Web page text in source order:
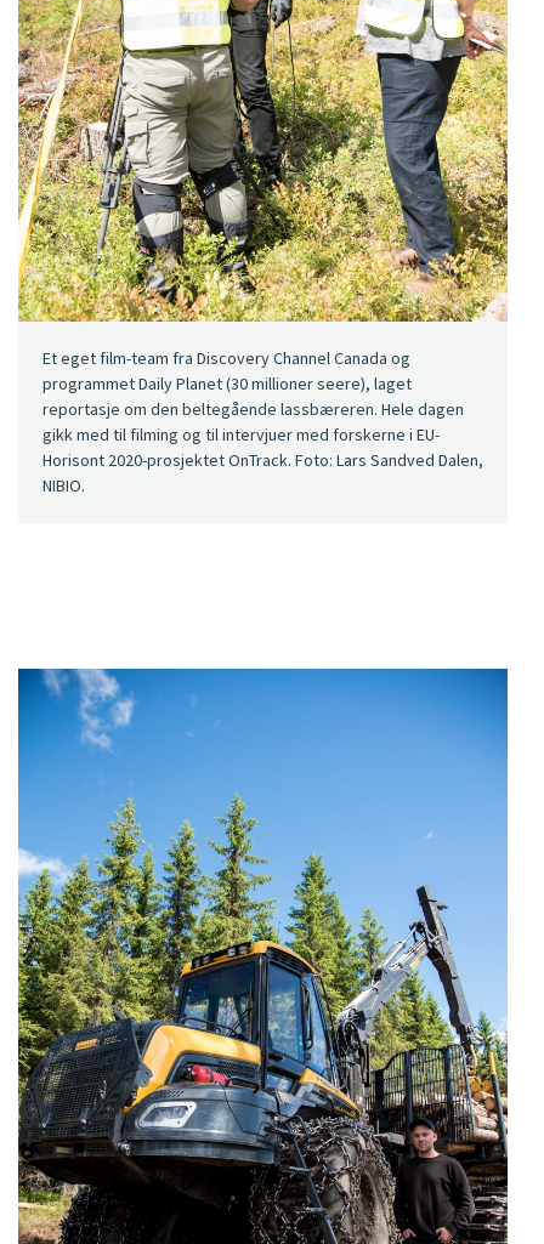
Et eget film-team fra Discovery Channel Canada og
programmet Daily Planet (30 millioner seere), laget
reportasje om den beltegående lassbæreren. Hele dagen
gikk med til filming og til intervjuer med forskerne i EU-
Horisont 2020-prosjektet OnTrack. Foto: Lars Sandved Dalen,
NIBIO.